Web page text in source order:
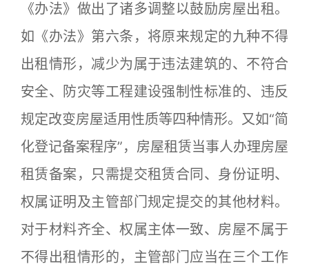
《办法》做出了诸多调整以鼓励房屋出租。
如《办法》第六条，将原来规定的九种不得
出租情形，减少为属于违法建筑的、不符合
安全、防灾等工程建设强制性标准的、违反
规定改变房屋适用性质等四种情形。又如“简
化登记备案程序”，房屋租赁当事人办理房屋
租赁备案，只需提交租赁合同、身份证明、
权属证明及主管部门规定提交的其他材料。
对于材料齐全、权属主体一致、房屋不属于
不得出租情形的，主管部门应当在三个工作